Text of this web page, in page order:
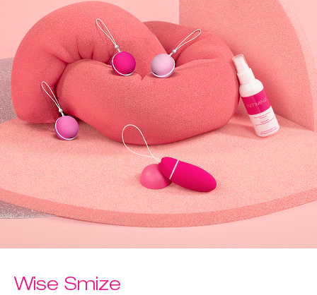
Wise Smize